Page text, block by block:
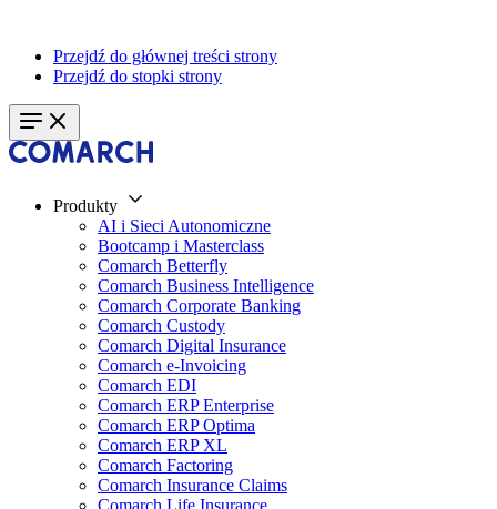
Przejdź do głównej treści strony
Przejdź do stopki strony
Produkty
AI i Sieci Autonomiczne
Bootcamp i Masterclass
Comarch Betterfly
Comarch Business Intelligence
Comarch Corporate Banking
Comarch Custody
Comarch Digital Insurance
Comarch e-Invoicing
Comarch EDI
Comarch ERP Enterprise
Comarch ERP Optima
Comarch ERP XL
Comarch Factoring
Comarch Insurance Claims
Comarch Life Insurance